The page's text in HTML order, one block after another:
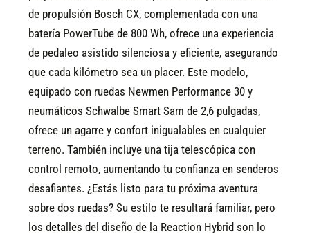
de propulsión Bosch CX, complementada con una
batería PowerTube de 800 Wh, ofrece una experiencia
de pedaleo asistido silenciosa y eficiente, asegurando
que cada kilómetro sea un placer. Este modelo,
equipado con ruedas Newmen Performance 30 y
neumáticos Schwalbe Smart Sam de 2,6 pulgadas,
ofrece un agarre y confort inigualables en cualquier
terreno. También incluye una tija telescópica con
control remoto, aumentando tu confianza en senderos
desafiantes. ¿Estás listo para tu próxima aventura
sobre dos ruedas? Su estilo te resultará familiar, pero
los detalles del diseño de la Reaction Hybrid son lo